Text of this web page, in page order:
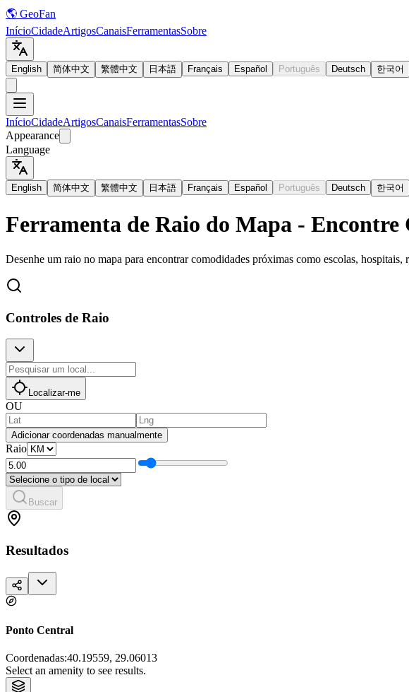
🌎 GeoFan
InícioCidadeArtigosCanaisFerramentasSobre
English 简体中文 繁體中文 日本語 Français Español Português Deutsch 한국어
InícioCidadeArtigosCanaisFerramentasSobre
Appearance
Language
English 简体中文 繁體中文 日本語 Français Español Português Deutsch 한국어
Ferramenta de Raio do Mapa - Encontre
Desenhe um raio no mapa para encontrar comodidades próximas como escolas,
Controles de Raio
Localizar-me
OU
Adicionar coordenadas manualmente
Raio
Buscar
Resultados
Ponto Central
Coordenadas:40.19559, 29.06013
Select an amenity to see results.